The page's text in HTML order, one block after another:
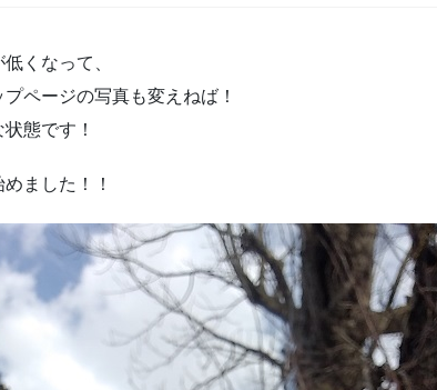
くなって、
ページの写真も変えねば！
態です！
ました！！